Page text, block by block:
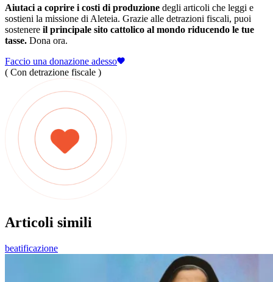
Aiutaci a coprire i costi di produzione degli articoli che leggi e
sostieni la missione di Aleteia. Grazie alle detrazioni fiscali, puoi
sostenere il principale sito cattolico al mondo riducendo le tue
tasse. Dona ora.
Faccio una donazione adesso
( Con detrazione fiscale )
Articoli simili
beatificazione